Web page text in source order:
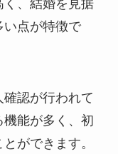
く、結婚を見据
い点が特徴で
認が行われて
能が多く、初
ができます。